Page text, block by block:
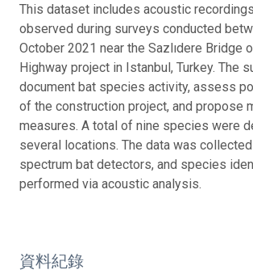
This dataset includes acoustic
observed during surveys conducted
October 2021 near the Sazlıdere Bridge
Highway project in Istanbul, Turkey. The
document bat species activity, assess
of the construction project, and propose
measures. A total of nine species were
several locations. The data was
spectrum bat detectors, and species
performed via acoustic analysis.
資料紀錄